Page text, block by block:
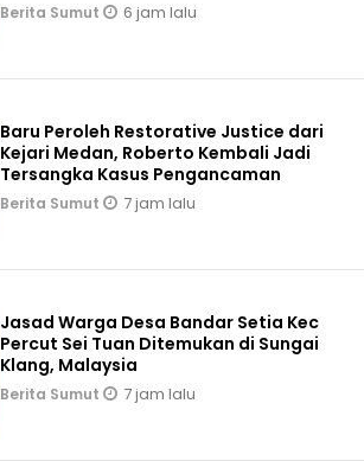
Berita Sumut 6 jam lalu
Baru Peroleh Restorative Justice dari
Kejari Medan, Roberto Kembali Jadi
Tersangka Kasus Pengancaman
Berita Sumut 7 jam lalu
Jasad Warga Desa Bandar Setia Kec
Percut Sei Tuan Ditemukan di Sungai
Klang, Malaysia
Berita Sumut 7 jam lalu